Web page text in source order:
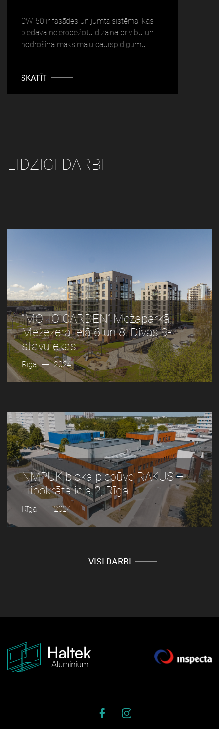
CW 50 ir fasādes un jumta sistēma, kas
piedāvā neierobežotu dizaina brīvību un
nodrošina maksimālu caurspīdīgumu.
SKATĪT
LĪDZĪGI DARBI
“MOHO GARDEN” Mežaparkā,
Mežezera ielā 6 un 8. Divas 9-
stāvu ēkas
Rīga 2024
NMPUK bloka piebūve RAKUS –
Hipokrāta iela 2, Rīga
Rīga 2024
VISI DARBI